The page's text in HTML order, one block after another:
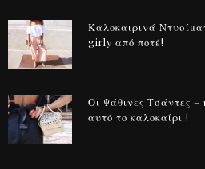
Καλοκαιρινά
girly από ποτέ!
Οι Ψάθινες Τσάντες –
αυτό το καλοκαίρι !